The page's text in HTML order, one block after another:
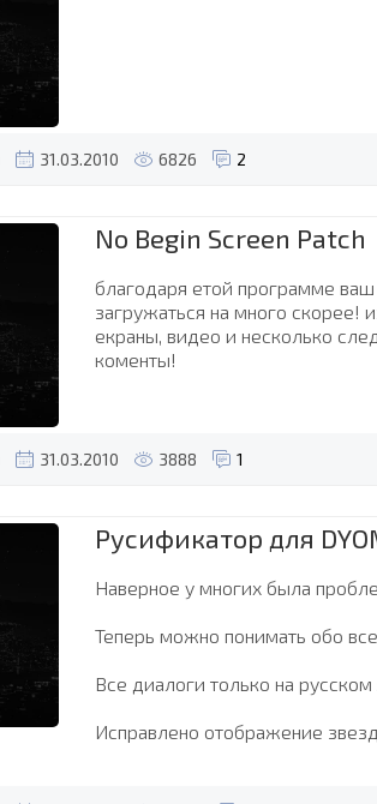
31.03.2010 6826 2
No Begin Screen Patch
благодаря етой программе
загружаться на много скорее!
екраны, видео и несколько
коменты!
31.03.2010 3888 1
Русификатор для
Наверное у многих была
Теперь можно понимать обо
Все диалоги только на русском
Исправлено отображение